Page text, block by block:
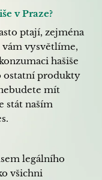
v Praze?
ptají, zejména
vysvětlíme,
hašiše
ostatní produkty
mít
stát naším
legálního
všichni